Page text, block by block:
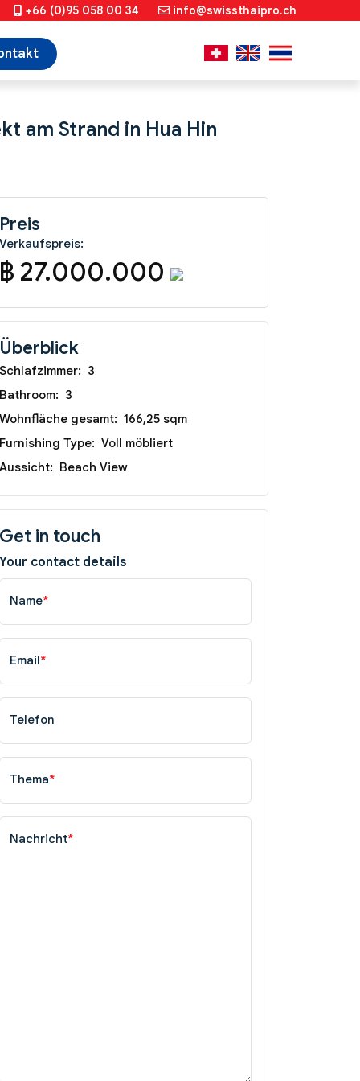
+66 (0)95 058 00 34 info@swissthaipro.ch
am Strand in Hua Hin
Preis
Verkaufspreis:
฿ 27.000.000
Überblick
Schlafzimmer: 3
Bathroom: 3
Wohnfläche gesamt: 166,25 sqm
Furnishing Type: Voll möbliert
Aussicht: Beach View
Get in touch
Your contact details
Name*
Email*
Telefon
Thema*
Nachricht*